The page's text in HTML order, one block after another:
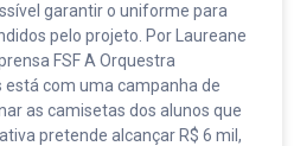
garantir o uniforme para
pelo projeto. Por Laureane
FSF A Orquestra
está com uma campanha de
as camisetas dos alunos que
pretende alcançar R$ 6 mil,